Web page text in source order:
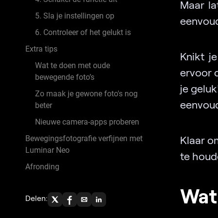
5. Sla je instellingen op
6. Controleer of het gelukt is
Extra tips
Wat te doen met oude
bewegende foto’s
Zo maak je gewone foto's nog
beter
Nieuwe camera-apps proberen
Bewegingsfotografie verfijnen met
Luminar Neo
Afronding
Delen:
Maar
Knikt
ervoor
je
Klaar
te